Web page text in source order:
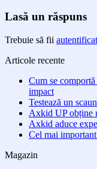
Lasă un răspuns
Trebuie să fii autentificat
Articole recente
Cum se
impact
Testează un
Axkid UP obține
Axkid aduce
Cel mai
Magazin